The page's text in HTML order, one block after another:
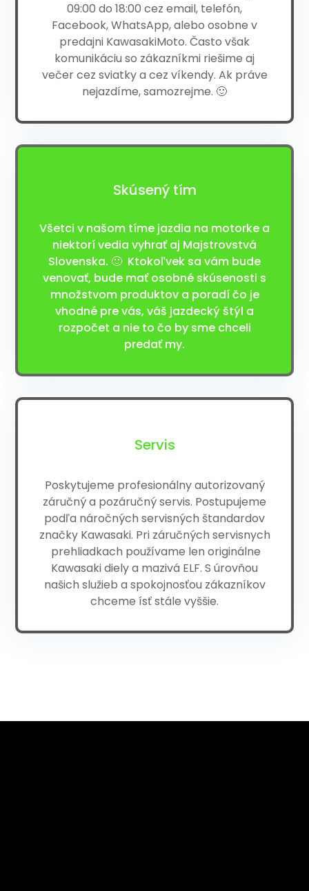
09:00 do 18:00 cez email, telefón,
Facebook, WhatsApp, alebo osobne v
predajni KawasakiMoto. Často však
komunikáciu so zákazníkmi riešime aj
večer cez sviatky a cez víkendy. Ak práve
nejazdíme, samozrejme. 🙂
Skúsený tím
Všetci v našom tíme jazdia na motorke a
niektorí vedia vyhrať aj Majstrovstvá
Slovenska. 🙂 Ktokoľvek sa vám bude
venovať, bude mať osobné skúsenosti s
množstvom produktov a poradí čo je
vhodné pre vás, váš jazdecký štýl a
rozpočet a nie to čo by sme chceli
predať my.
Servis
Poskytujeme profesionálny autorizovaný
záručný a pozáručný servis. Postupujeme
podľa náročných servisných štandardov
značky Kawasaki. Pri záručných servisnych
prehliadkach používame len originálne
Kawasaki diely a mazivá ELF. S úrovňou
našich služieb a spokojnosťou zákazníkov
chceme ísť stále vyššie.